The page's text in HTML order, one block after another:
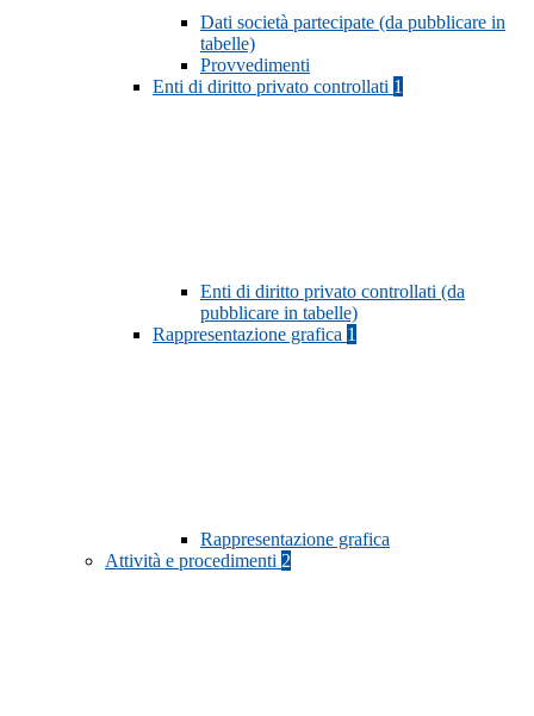
Dati società partecipate (da pubblicare in
tabelle)
Provvedimenti
Enti di diritto privato controllati 1
Enti di diritto privato controllati (da
pubblicare in tabelle)
Rappresentazione grafica 1
Rappresentazione grafica
Attività e procedimenti 2